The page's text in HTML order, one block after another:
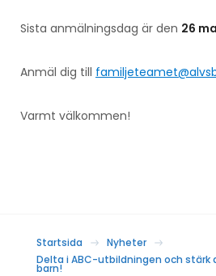
Sista anmälningsdag är den 26
Anmäl dig till
Varmt välkommen!
Startsida
Nyheter
Delta i ABC-utbildningen och
barn!